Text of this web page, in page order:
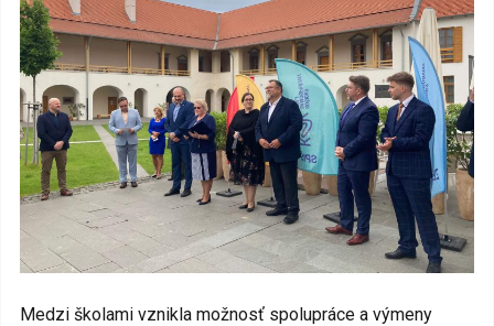
Medzi školami vznikla možnosť spolupráce a výmeny